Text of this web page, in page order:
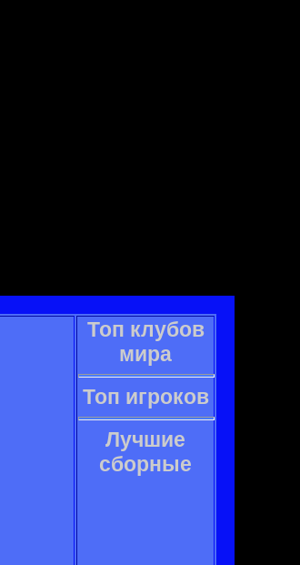
Топ клубов
мира
Топ игроков
Лучшие
сборные